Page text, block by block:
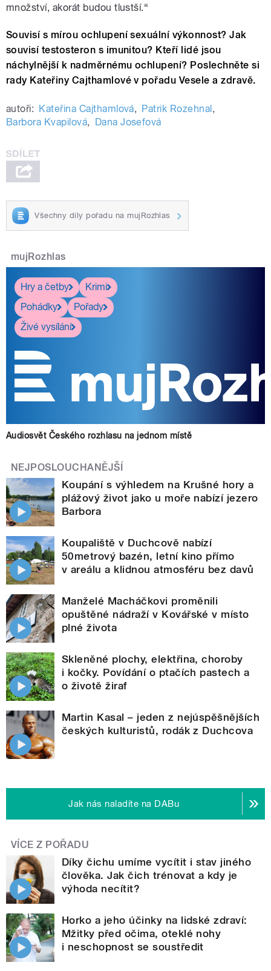
množství, akorát budou tlustší.“
Souvisí s mírou ochlupení sexuální výkonnost? Jak
souvisí testosteron s imunitou? Kteří lidé jsou
náchylnější k nadměrnému ochlupení? Poslechněte si
rady Kateřiny Cajthamlové v pořadu Vesele a zdravě.
autoři: Kateřina Cajthamlová, Patrik Rozehnal ,
Barbora Kvapilová, Dana Josefová
Všechny díly pořadu na mujRozhlas
mujRozhlas
Hry a četby
Krimi
Pohádky
Pořady
Živé vysílání
Audiosvět Českého rozhlasu na jednom místě
NEJPOSLOUCHANĚJŠÍ
Koupání s výhledem na Krušné hory a
plážový život jako u moře nabízí jezero
Barbora
Koupaliště v Duchcově nabízí
50metrový bazén, letní kino přímo
v areálu a klidnou atmosféru bez davů
Manželé Macháčkovi proměnili
opuštěné nádraží v Kovářské v místo
plné života
Skleněné plochy, elektřina, choroby
i kočky. Povídání o ptačích pastech a
o životě žiraf
Martin Kasal – jeden z nejúspěšnějších
českých kulturistů, rodák z Duchcova
Jak nás naladíte na DABu
VÍCE Z POŘADU
Díky čichu umíme vycítit i stav jiného
člověka. Jak čich trénovat a kdy je
výhoda necítit?
Horko a jeho účinky na lidské zdraví:
Mžitky před očima, oteklé nohy
i neschopnost se soustředit